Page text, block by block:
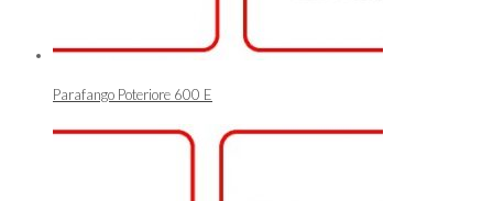
Parafango Poteriore 600 E